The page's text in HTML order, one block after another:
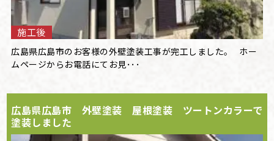
施工後
広島県広島市のお客様の外壁塗装工事が完工しました。 ホー
ムページからお電話にてお見･･･
広島県広島市 外壁塗装 屋根塗装 ツートンカラーで
塗装しました